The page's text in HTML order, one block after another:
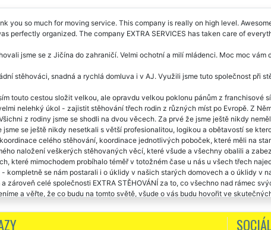
you so much for moving service. This company is really on high level.
perfectly organized. The company EXTRA SERVICES has taken care of
jsme se z Jičína do zahraničí. Velmi ochotní a milí mládenci. Moc moc
stěhováci, snadná a rychlá domluva i v AJ. Využili jsme tuto společnost při
touto cestou složit velkou, ale opravdu velkou poklonu pánům z franchisové
nelehký úkol - zajistit stěhování třech rodin z různých míst po Evropě. Z
z rodiny jsme se shodli na dvou věcech. Za prvé že jsme ještě nikdy
jsme se ještě nikdy nesetkali s větší profesionalitou, logikou a obětavostí se
celého stěhování, koordinace jednotlivých poboček, které měli na
naložení veškerých stěhovaných věcí, které všude a všechny obalili a
které mimochodem probíhalo téměř v totožném čase u nás u všech třech
- kompletně se nám postarali i o úklidy v našich starých domovech a o úklidy v
a zároveň celé společnosti EXTRA STĚHOVÁNÍ za to, co všechno nad rámec
a věřte, že co budu na tomto světě, všude o vás budu hovořit ve
Jičín-Norsko. Naprostá spokojenost, není co vytknout. Budu doporučovat